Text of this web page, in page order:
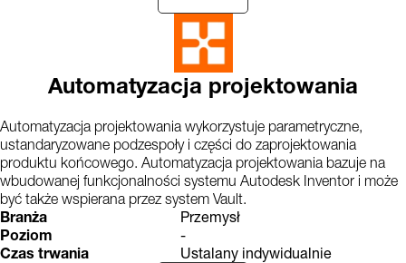
Automatyzacja projektowania
Automatyzacja projektowania wykorzystuje parametryczne,
ustandaryzowane podzespoły i części do zaprojektowania
produktu końcowego. Automatyzacja projektowania bazuje na
wbudowanej funkcjonalności systemu Autodesk Inventor i może
być także wspierana przez system Vault.
Branża
Przemysł
Poziom
-
Czas trwania
Ustalany indywidualnie